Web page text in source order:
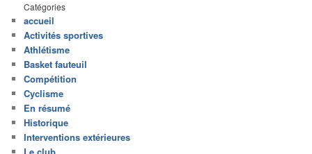
Catégories
accueil
Activités sportives
Athlétisme
Basket fauteuil
Compétition
Cyclisme
En résumé
Historique
Interventions extérieures